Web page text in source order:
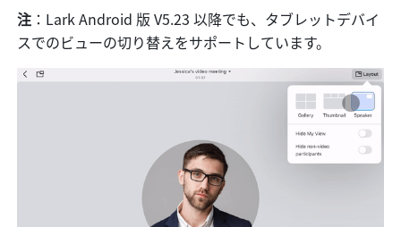
注 ：Lark Android 版 V5.23 以降でも、タブレットデバイ
スでのビューの切り替えをサポートしています。